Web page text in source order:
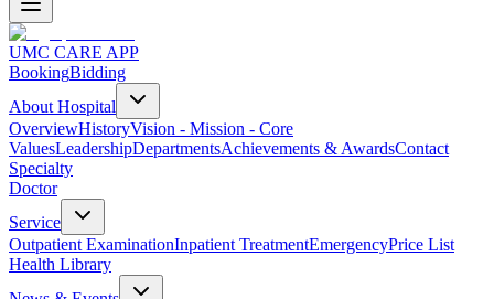
UMC CARE APP
BookingBidding
About Hospital
OverviewHistoryVision - Mission - Core
ValuesLeadershipDepartmentsAchievements & AwardsContact
Specialty
Doctor
Service
Outpatient ExaminationInpatient TreatmentEmergencyPrice List
Health Library